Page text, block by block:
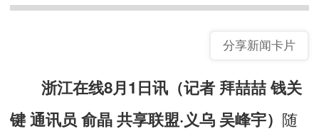
分享新闻卡片
浙江在线8月1日讯（记者 拜喆喆 钱关
键 通讯员 俞晶 共享联盟·义乌 吴峰宇） 随